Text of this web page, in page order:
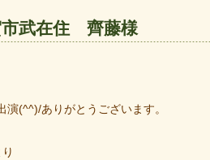
市武在住 齊藤様
演(^^)/ありがとうございます。